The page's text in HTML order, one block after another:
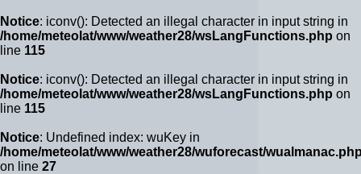
Notice: iconv(): Detected an illegal character in input string in
/home/meteolat/www/weather28/wsLangFunctions.php on
line 115
Notice: iconv(): Detected an illegal character in input string in
/home/meteolat/www/weather28/wsLangFunctions.php on
line 115
Notice: Undefined index: wuKey in
/home/meteolat/www/weather28/wuforecast/
on line 27